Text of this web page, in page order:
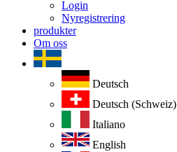
Login
Nyregistrering
produkter
Om oss
Deutsch
Deutsch (Schweiz)
Italiano
English